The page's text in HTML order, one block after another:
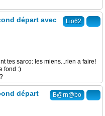
Lio62
départ avec
tes sarco: les miens...rien a faire!
fond :)
B@rn@bo
départ